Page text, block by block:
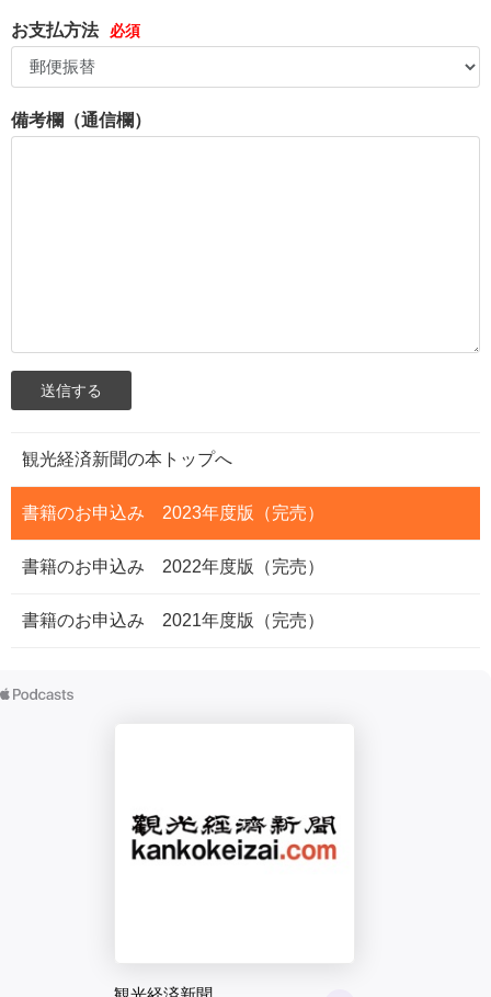
お支払方法
備考欄（通信欄）
観光経済新聞の本トップへ
書籍のお申込み 2023年度版（完売）
書籍のお申込み 2022年度版（完売）
書籍のお申込み 2021年度版（完売）